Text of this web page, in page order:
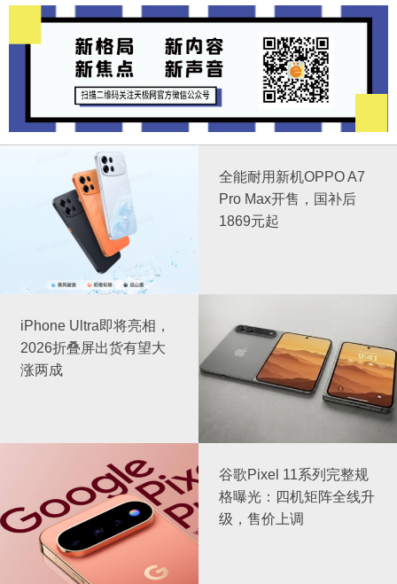
全能耐用新机OPPO A7
Pro Max开售，国补后
1869元起
iPhone Ultra即将亮相，
2026折叠屏出货有望大
涨两成
谷歌Pixel 11系列完整规
格曝光：四机矩阵全线升
级，售价上调